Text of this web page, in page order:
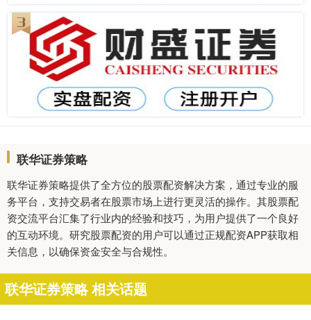
联华证券策略
联华证券策略提供了全方位的股票配资解决方案，通过专业的服
务平台，支持交易者在股票市场上进行更灵活的操作。其股票配
资交流平台汇集了行业内的经验和技巧，为用户提供了一个良好
的互动环境。研究股票配资的用户可以通过正规配资APP获取相
关信息，以确保资金安全与合规性。
联华证券策略 相关话题